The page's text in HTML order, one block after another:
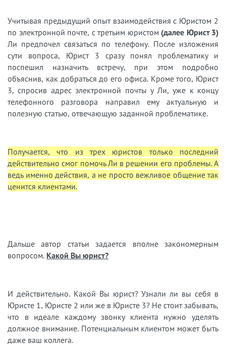
Учитывая предыдущий опыт взаимодействия с Юристом 2
по электронной почте, с третьим юристом (далее Юрист 3)
Ли предпочел связаться по телефону. После изложения
сути вопроса, Юрист 3 сразу понял проблематику и
поспешил назначить встречу, при этом подробно
объяснив, как добраться до его офиса. Кроме того, Юрист
3, спросив адрес электронной почты у Ли, уже к концу
телефонного разговора направил ему актуальную и
полезную статью, отвечающую заданной проблематике.
Получается, что из трех юристов только последний
действительно смог помочь Ли в решении его проблемы. А
ведь именно действия, а не просто вежливое общение так
ценится клиентами.
Дальше автор статьи задается вполне закономерным
вопросом. Какой Вы юрист?
И действительно. Какой Вы юрист? Узнали ли вы себя в
Юристе 1, Юристе 2 или же в Юристе 3? Не стоит забывать,
что в идеале каждому звонку клиента нужно уделять
должное внимание. Потенциальным клиентом может быть
даже ваш коллега.